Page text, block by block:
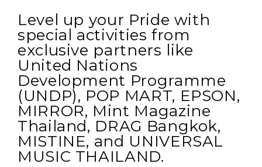
Level up your Pride with
special activities from
exclusive partners like
United Nations
Development Programme
(UNDP), POP MART, EPSON,
MIRROR, Mint Magazine
Thailand, DRAG Bangkok,
MISTINE, and UNIVERSAL
MUSIC THAILAND.